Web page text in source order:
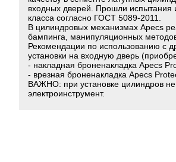
входных дверей. Прошли испытания
класса согласно ГОСТ 5089-2011.
В цилиндровых механизмах Apecs
бампинга, манипуляционных
Рекомендации по использованию с
установки на входную дверь
- накладная броненакладка Apecs
- врезная броненакладка Apecs
ВАЖНО: при установке цилиндров не
электроинструмент.